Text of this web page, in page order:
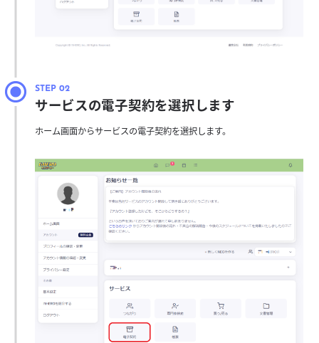
サービスの電子契約を選択します
ホーム画面からサービスの電子契約を選択します。